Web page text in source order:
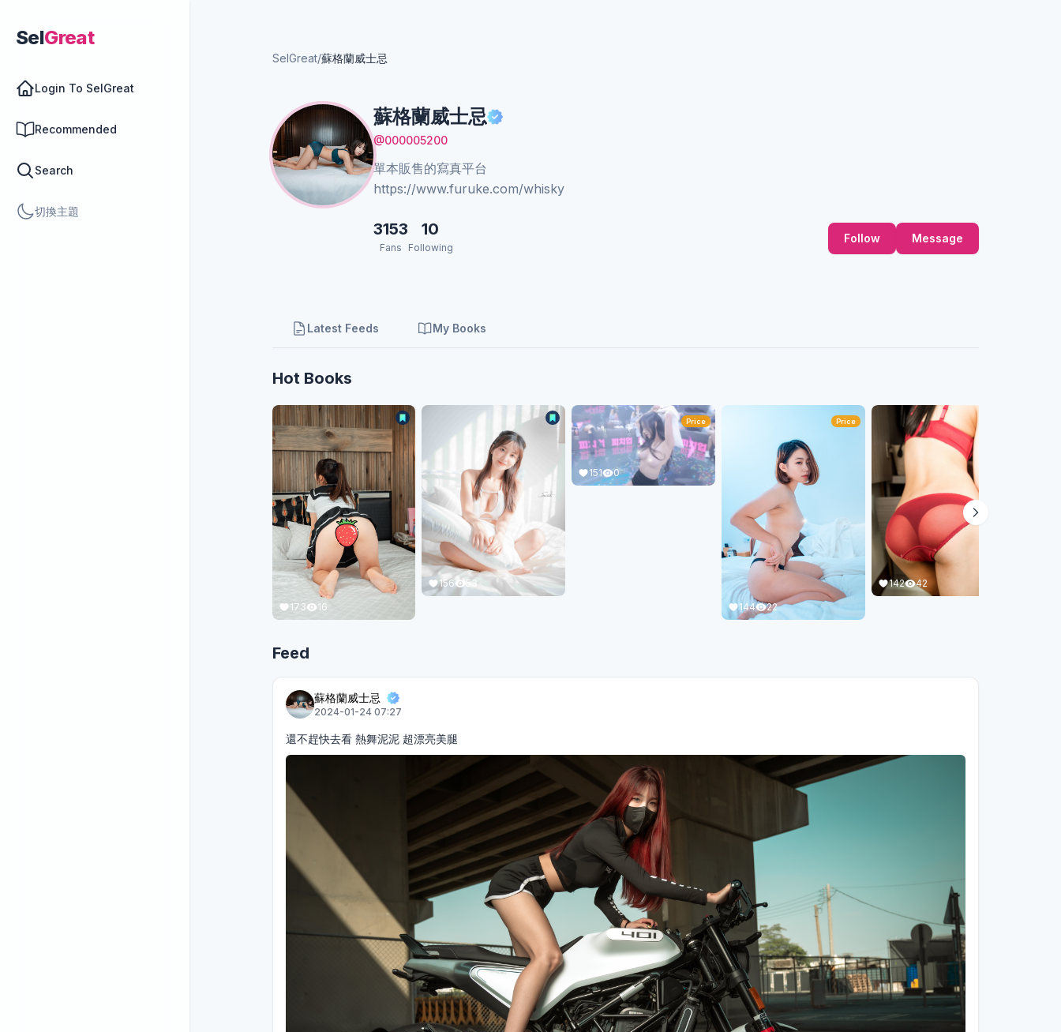
SelGreat
Login To SelGreat
Recommended
Search
切換主題
SelGreat/蘇格蘭威士忌
蘇格蘭威士忌
@000005200
單本販售的寫真平台
https://www.furuke.com/whisky
3153
Fans
10
Following
Follow Message
Latest Feeds My Books
Hot Books
173 16
156 53
151 0
Price
144 22
Price
142 42
Feed
蘇格蘭威士忌
2024-01-24 07:27
還不趕快去看 熱舞泥泥 超漂亮美腿